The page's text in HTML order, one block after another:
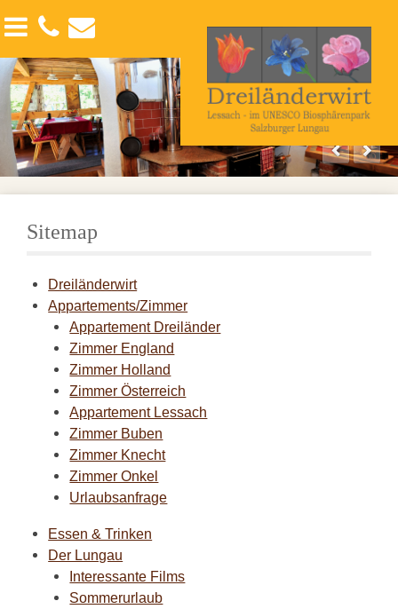
Sitemap
Dreiländerwirt
Appartements/Zimmer
Appartement Dreiländer
Zimmer England
Zimmer Holland
Zimmer Österreich
Appartement Lessach
Zimmer Buben
Zimmer Knecht
Zimmer Onkel
Urlaubsanfrage
Essen & Trinken
Der Lungau
Interessante Films
Sommerurlaub
Appartements/Zimmer
Appartement Dreiländer
Zimmer England
Zimmer Holland
Zimmer Österreich
Appartement Lessach
Zimmer Buben
Zimmer Knecht
Zimmer Onkel
Urlaubsanfrage
Interessante Films
Sommerurlaub
Winterurlaub
Seminars & Workshops